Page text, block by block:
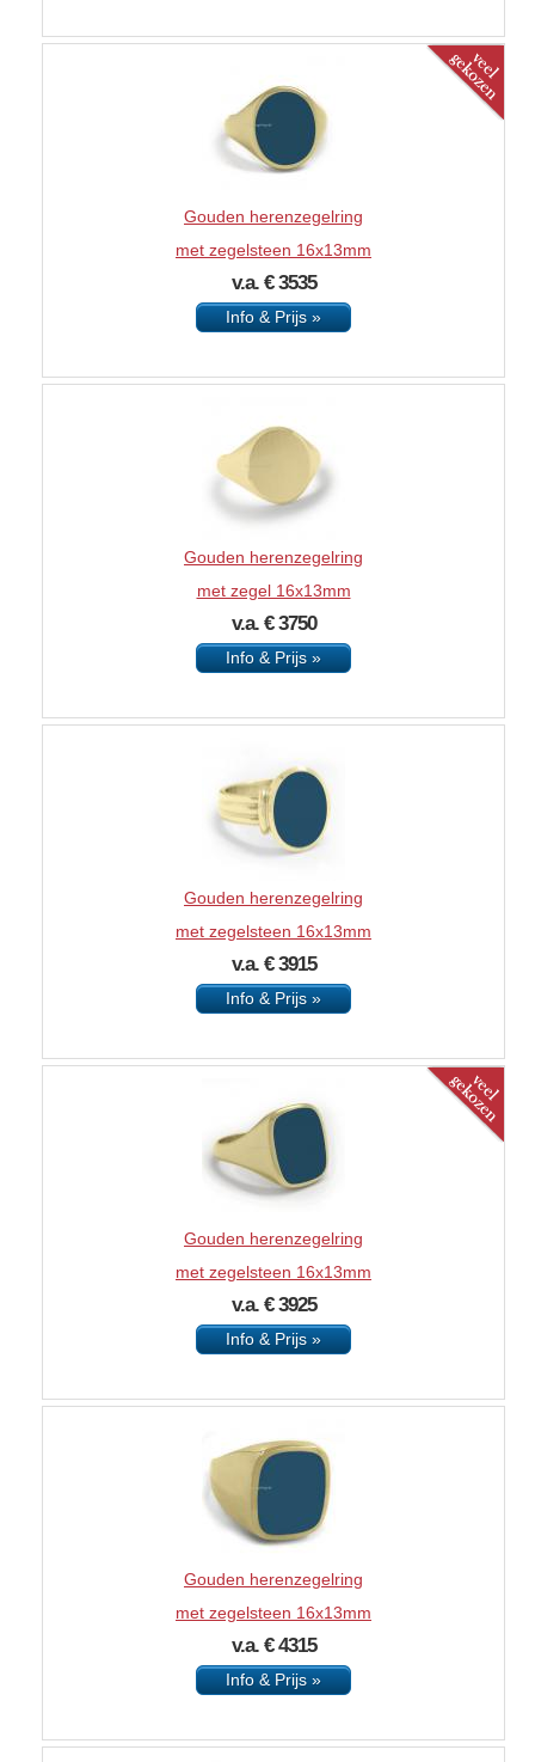
Gouden herenzegelring
met zegelsteen 16x13mm
v.a. € 3535
Info & Prijs »
Gouden herenzegelring
met zegel 16x13mm
v.a. € 3750
Info & Prijs »
Gouden herenzegelring
met zegelsteen 16x13mm
v.a. € 3915
Info & Prijs »
Gouden herenzegelring
met zegelsteen 16x13mm
v.a. € 3925
Info & Prijs »
Gouden herenzegelring
met zegelsteen 16x13mm
v.a. € 4315
Info & Prijs »